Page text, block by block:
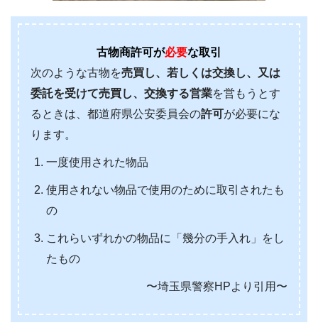
古物商許可が必要な取引
次のような古物を売買し、若しくは交換し、又は
委託を受けて売買し、交換する営業を営もうとす
るときは、都道府県公安委員会の許可 が必要にな
ります。
一度使用された物品
使用されない物品で使用のために取引されたも
の
これらいずれかの物品に「幾分の手入れ」をし
たもの
〜埼玉県警察HPより引用〜